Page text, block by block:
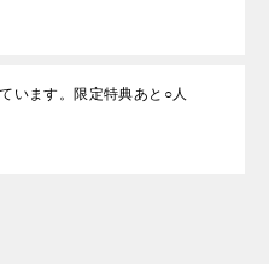
います。限定特典あと○人